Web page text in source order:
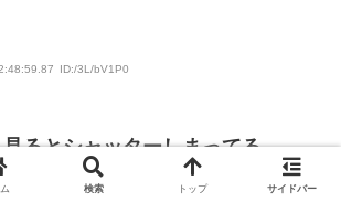
ID:/3L/bV1P0
るとシャッターしまってる
て日本側から店に入っても出る時に
検索 トップ サイドバー